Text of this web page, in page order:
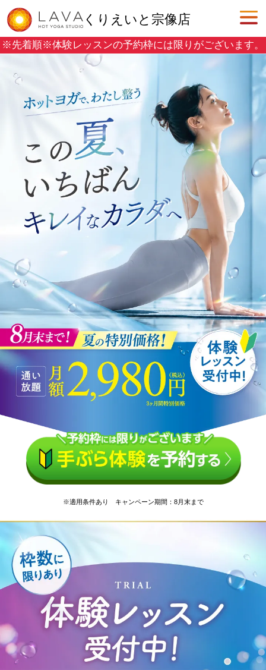
くりえいと宗像店
※先着順※体験レッスンの予約枠には限りがございます。
※適用条件あり キャンペーン期間：8月末まで